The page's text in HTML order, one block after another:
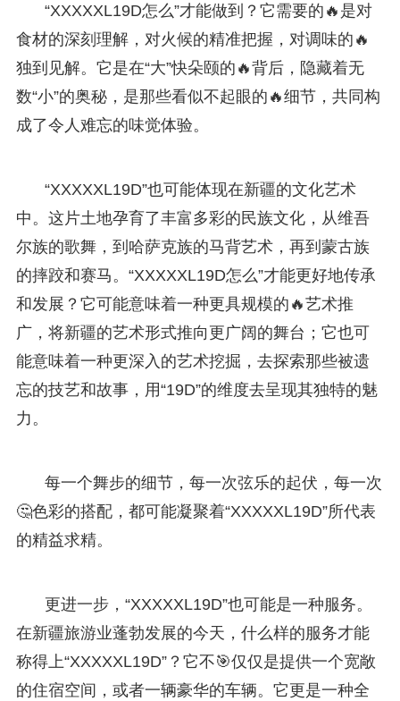
“XXXXXL19D怎么”才能做到？它需要的🔥是对
食材的深刻理解，对火候的精准把握，对调味的🔥
独到见解。它是在“大”快朵颐的🔥背后，隐藏着无
数“小”的奥秘，是那些看似不起眼的🔥细节，共同构
成了令人难忘的味觉体验。
“XXXXXL19D”也可能体现在新疆的文化艺术
中。这片土地孕育了丰富多彩的民族文化，从维吾
尔族的歌舞，到哈萨克族的马背艺术，再到蒙古族
的摔跤和赛马。“XXXXXL19D怎么”才能更好地传承
和发展？它可能意味着一种更具规模的🔥艺术推
广，将新疆的艺术形式推向更广阔的舞台；它也可
能意味着一种更深入的艺术挖掘，去探索那些被遗
忘的技艺和故事，用“19D”的维度去呈现其独特的魅
力。
每一个舞步的细节，每一次弦乐的起伏，每一次
🤔色彩的搭配，都可能凝聚着“XXXXXL19D”所代表
的精益求精。
更进一步，“XXXXXL19D”也可能是一种服务。
在新疆旅游业蓬勃发展的今天，什么样的服务才能
称得上“XXXXXL19D”？它不🎯仅仅是提供一个宽敞
的住宿空间，或者一辆豪华的车辆。它更是一种全